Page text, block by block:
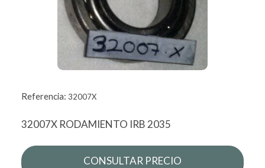
Referencia: 32007X
32007X RODAMIENTO IRB 2035
CONSULTAR PRECIO